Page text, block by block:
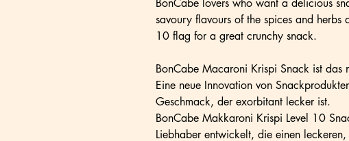
BonCabe lovers who want a delicious
savoury flavours of the spices and herbs
10 flag for a great crunchy snack.
BonCabe Macaroni Krispi Snack ist das
Eine neue Innovation von
Geschmack, der exorbitant lecker ist.
BonCabe Makkaroni Krispi Level 10
Liebhaber entwickelt, die einen